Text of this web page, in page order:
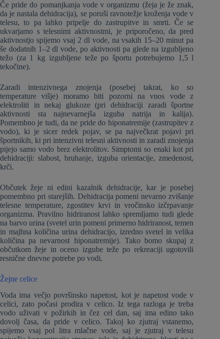
Če pride do pomanjkanja vode v organizmu (žeja je že znak,
da je nastala dehidracija), se poruši ravnotežje kroženja vode v
telesu, to pa lahko pripelje do zastrupitve in smrti. Če se
ukvarjamo s telesnimi aktivnostmi, je priporočeno, da pred
aktivnostjo spijemo vsaj 2 dl vode, na vsakih 15–20 minut pa
še dodatnih 1–2 dl vode, po aktivnosti pa glede na izgubljeno
težo (za 1 kg izgubljene teže po športu potrebujemo 1,5 l
tekočine).
Zaradi intenzivnega znojenja (posebej takrat, ko so
temperature višje) moramo biti pozorni na vnos vode z
elektroliti in nekaj glukoze (pri dehidraciji zaradi športne
aktivnosti sta najnevarnejša izguba natrija in kalija).
Pomembno je tudi, da ne pride do hiponatremije (zastrupitev z
vodo), ki je sicer redek pojav, se pa največkrat pojavi pri
športnikih, ki pri intenzivni telesni aktivnosti in zaradi znojenja
pijejo samo vodo brez elektrolitov. Simptomi so enaki kot pri
dehidraciji: slabost, bruhanje, izguba orientacije, zmedenost,
krči.
Občutek žeje ni edini kazalnik dehidracije, kar je posebej
pomembno pri starejših. Dehidracija pomeni nevarno zvišanje
telesne temperature, zgostitev krvi in vročinsko izčrpavanje
organizma. Pravilno hidriranost lahko spremljamo tudi glede
na barvo urina (svetel urin pomeni primerno hidriranost, temen
in majhna količina urina dehidracijo, izredno svetel in velika
količina pa nevarnost hiponatremije). Tako bomo skupaj z
občutkom žeje in oceno izgube teže po rekreaciji ugotovili
resnične dnevne potrebe po vodi.
Žejne celice
Voda ima večjo površinsko napetost, kot je napetost vode v
celici, zato počasi prodira v celico. Iz tega razloga je treba
vodo uživati v požirkih in čez cel dan, saj ima edino tako
dovolj časa, da pride v celico. Takoj ko zjutraj vstanemo,
spijemo vsaj pol litra mlačne vode, saj je zjutraj v telesu